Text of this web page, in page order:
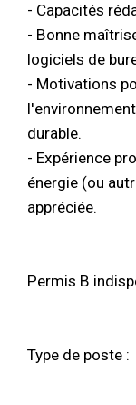
- Capacités
- Bonne
logiciels de
- Motivations
durable.
- Expérience
énergie (ou
appréciée.
Permis B
Type de poste :